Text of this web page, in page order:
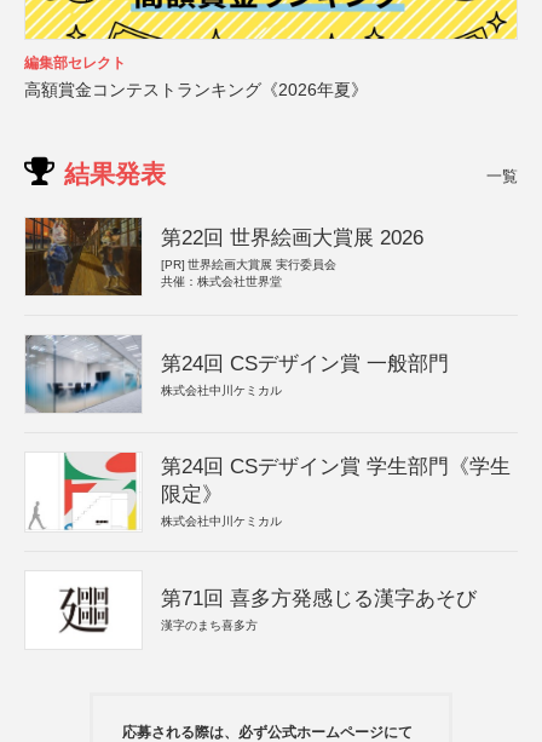
編集部セレクト
高額賞金コンテストランキング《2026年夏》
結果発表 一覧
第22回 世界絵画大賞展 2026
[PR] 世界絵画大賞展 実行委員会
共催：株式会社世界堂
第24回 CSデザイン賞 一般部門
株式会社中川ケミカル
第24回 CSデザイン賞 学生部門《学生
限定》
株式会社中川ケミカル
第71回 喜多方発感じる漢字あそび
漢字のまち喜多方
応募される際は、必ず公式ホームページにて